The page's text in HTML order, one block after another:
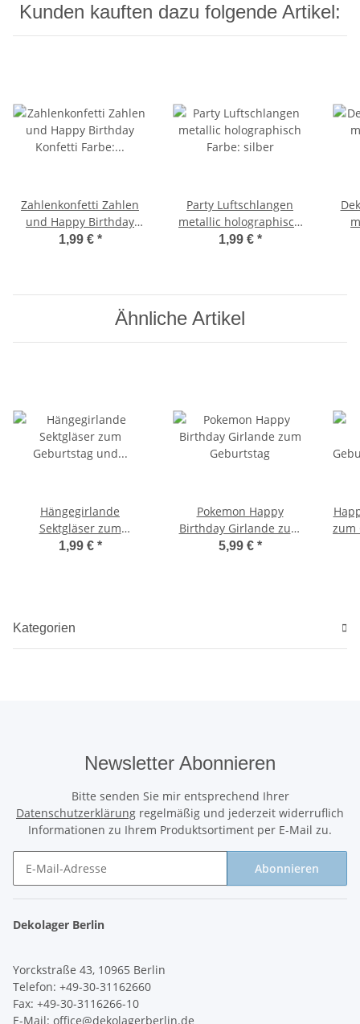
Kunden kauften dazu folgende Artikel:
Zahlenkonfetti Zahlen
und Happy Birthday
Konfetti Farbe: Happy
1,99 € *
Party Luftschlangen
metallic holographisch
Farbe: silber
1,99 € *
Ähnliche Artikel
Hängegirlande
Sektgläser zum
Geburtstag und Silvester
1,99 € *
Pokemon Happy
Birthday Girlande zum
Geburtstag
5,99 € *
zum
Kategorien
Newsletter Abonnieren
Bitte senden Sie mir entsprechend Ihrer
Datenschutzerklärung regelmäßig und jederzeit widerruflich
Informationen zu Ihrem Produktsortiment per E-Mail zu.
Abonnieren
Dekolager Berlin
Yorckstraße 43, 10965 Berlin
Telefon: +49-30-31162660
Fax: +49-30-3116266-10
E-Mail: office@dekolagerberlin.de